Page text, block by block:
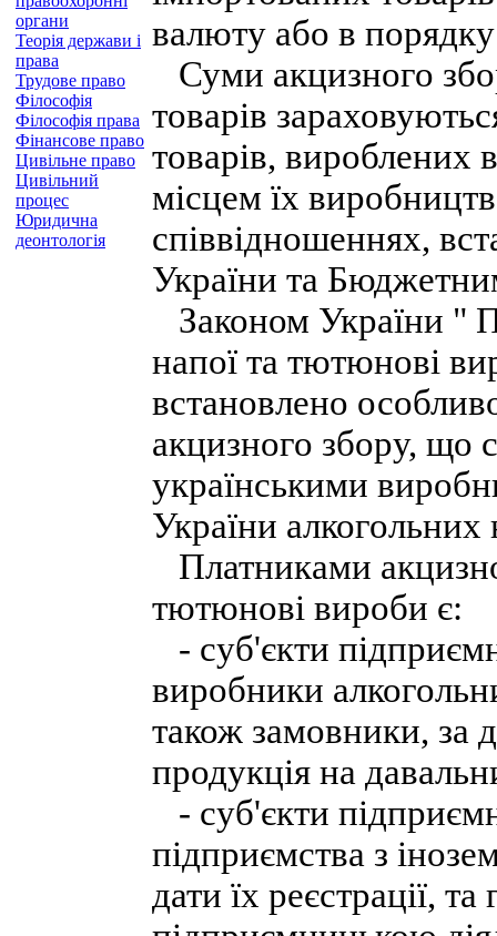
органи
Теорія держави і
права
Трудове право
Філософія
Філософія права
Фінансове право
Цивільне право
Цивільний
процес
Юридична
деонтологія
валюту або в
Суми акцизного
товарів
товарів, вироблених
місцем їх
співвідношеннях,
України та
Законом України "
напої та тютюнові
встановлено
акцизного збору, що
українськими
України
Платниками
тютюнові вироби є:
- суб'єкти
виробники
також замовники, за
продукція на
- суб'єкти
підприємства з
дати їх реєстрації,